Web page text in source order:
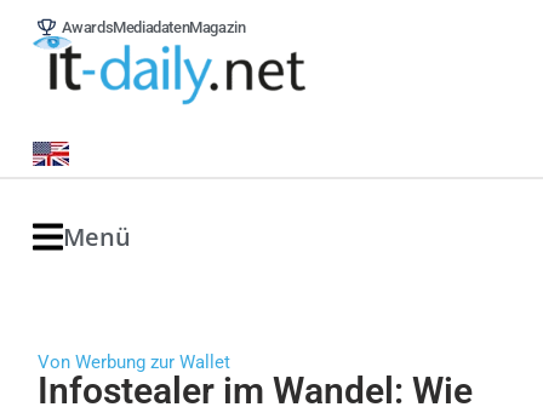
AwardsMediadatenMagazin
Menü
Von Werbung zur Wallet
Infostealer im Wandel: Wie